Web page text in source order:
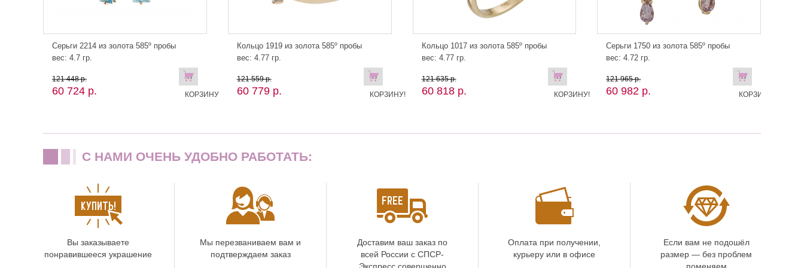
Серьги 2214 из золота 585º пробы
вес: 4.7 гр.
121 448 р.
60 724 р.
В
КОРЗИНУ
Кольцо 1919 из золота 585º пробы
вес: 4.77 гр.
121 559 р.
60 779 р.
В
КОРЗИНУ!
Кольцо 1017 из золота 585º пробы
вес: 4.77 гр.
121 635 р.
60 818 р.
В
КОРЗИНУ!
Серьги 1750 из золота 585º пробы
вес: 4.72 гр.
121 965 р.
60 982 р.
В
КОРЗИНУ
C НАМИ ОЧЕНЬ УДОБНО РАБОТАТЬ:
Вы заказываете
понравившееся украшение
Мы перезваниваем вам и
подтверждаем заказ
Доставим ваш заказ по
всей России с СПСР-
Оплата при получении,
курьеру или в офисе
Если вам не подошёл
размер — без проблем